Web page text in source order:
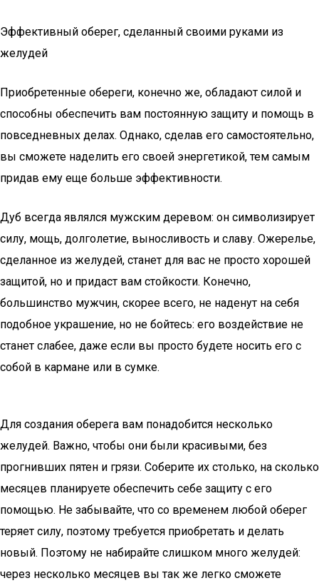
Эффективный оберег, сделанный своими руками из
желудей
Приобретенные обереги, конечно же, обладают силой и
способны обеспечить вам постоянную защиту и помощь в
повседневных делах. Однако, сделав его самостоятельно,
вы сможете наделить его своей энергетикой, тем самым
придав ему еще больше эффективности.
Дуб всегда являлся мужским деревом: он символизирует
силу, мощь, долголетие, выносливость и славу. Ожерелье,
сделанное из желудей, станет для вас не просто хорошей
защитой, но и придаст вам стойкости. Конечно,
большинство мужчин, скорее всего, не наденут на себя
подобное украшение, но не бойтесь: его воздействие не
станет слабее, даже если вы просто будете носить его с
собой в кармане или в сумке.
Для создания оберега вам понадобится несколько
желудей. Важно, чтобы они были красивыми, без
прогнивших пятен и грязи. Соберите их столько, на сколько
месяцев планируете обеспечить себе защиту с его
помощью. Не забывайте, что со временем любой оберег
теряет силу, поэтому требуется приобретать и делать
новый. Поэтому не набирайте слишком много желудей:
через несколько месяцев вы так же легко сможете